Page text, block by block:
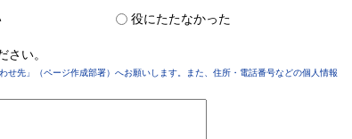
役にたたなかった
い。
せ先」（ページ作成部署）へお願いします。また、住所・電話番号などの個人情報